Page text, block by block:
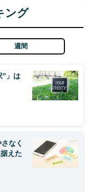
ング
週間
”」は
なく
えた